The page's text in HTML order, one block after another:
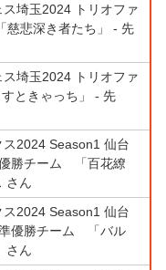
埼玉2024 トリオファ
悲深き者たち」 - 先
埼玉2024 トリオファ
ときゃっち」 - 先
2024 Season1 仙台
勝チーム 「百花繚
さん
2024 Season1 仙台
優勝チーム 「バル
さん